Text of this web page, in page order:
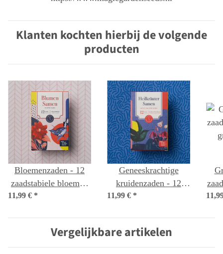
Klanten kochten hierbij de volgende
producten
Bloemenzaden - 12
zaadstabiele bloemen
variëteiten - wild &
11,99 € *
Geneeskrachtige
kruidenzaden - 12
zaadstabiele
traditioneel &
heilzaam - zaadpakket
11,99 € *
Vergelijkbare artikelen